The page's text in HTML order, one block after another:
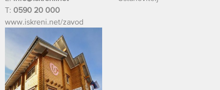
T: 0590 20 000
www.iskreni.net/zavod